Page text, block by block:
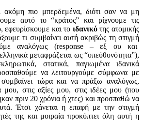
ακόμη πιο μπερδεμένα, διότι σαν να μη
αυτό το “κράτος” και ρίχνουμε τις
εφευρίσκουμε και το ιδανικότης ατομικής
τι συμβαίνει αυτή ακριβώς τη στιγμή
αναλόγως (response – εξ ου και
μεταφράζεται ως “υπεύθυνότητα”),
στατικά, παγιωμένα ιδανικά
να λειτουργούμε σύμφωνα με
τώρα και να πράξω αναλόγως,
μου, στις αξίες μου, στις ιδέες μου (που
πριν 20 χρόνια ή χτες) και προσπαθώ να
Έτσι χάνεται η επαφή με την στιγμή
της και μοιραία προκύπτει όλη αυτή η